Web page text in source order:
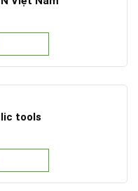
tools